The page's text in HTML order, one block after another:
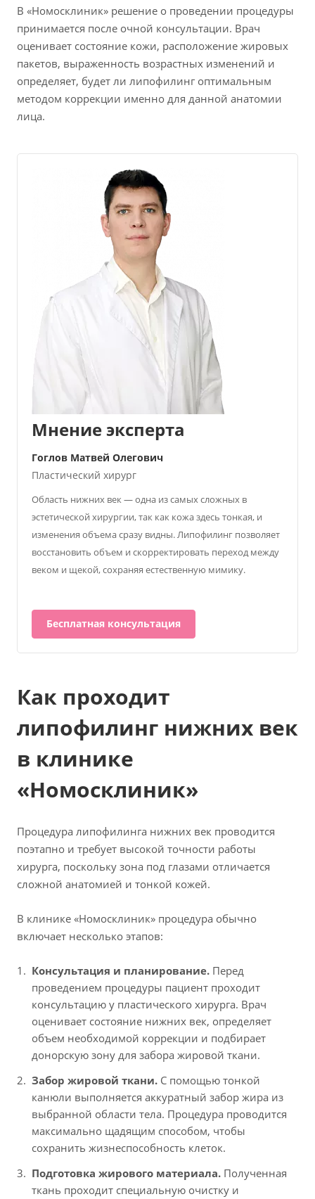
В «Номосклиник» решение о проведении процедуры
принимается после очной консультации. Врач
оценивает состояние кожи, расположение жировых
пакетов, выраженность возрастных изменений и
определяет, будет ли липофилинг оптимальным
методом коррекции именно для данной анатомии
лица.
Мнение эксперта
Гоглов Матвей Олегович
Пластический хирург
Область нижних век — одна из самых сложных в
эстетической хирургии, так как кожа здесь тонкая, и
изменения объема сразу видны. Липофилинг позволяет
восстановить объем и скорректировать переход между
веком и щекой, сохраняя естественную мимику.
Бесплатная консультация
Как проходит
липофилинг нижних век
в клинике
«Номосклиник»
Процедура липофилинга нижних век проводится
поэтапно и требует высокой точности работы
хирурга, поскольку зона под глазами отличается
сложной анатомией и тонкой кожей.
В клинике «Номосклиник» процедура обычно
включает несколько этапов:
Консультация и планирование. Перед
проведением процедуры пациент проходит
консультацию у пластического хирурга. Врач
оценивает состояние нижних век, определяет
объем необходимой коррекции и подбирает
донорскую зону для забора жировой ткани.
Забор жировой ткани. С помощью тонкой
канюли выполняется аккуратный забор жира из
выбранной области тела. Процедура проводится
максимально щадящим способом, чтобы
сохранить жизнеспособность клеток.
Подготовка жирового материала. Полученная
ткань проходит специальную очистку и